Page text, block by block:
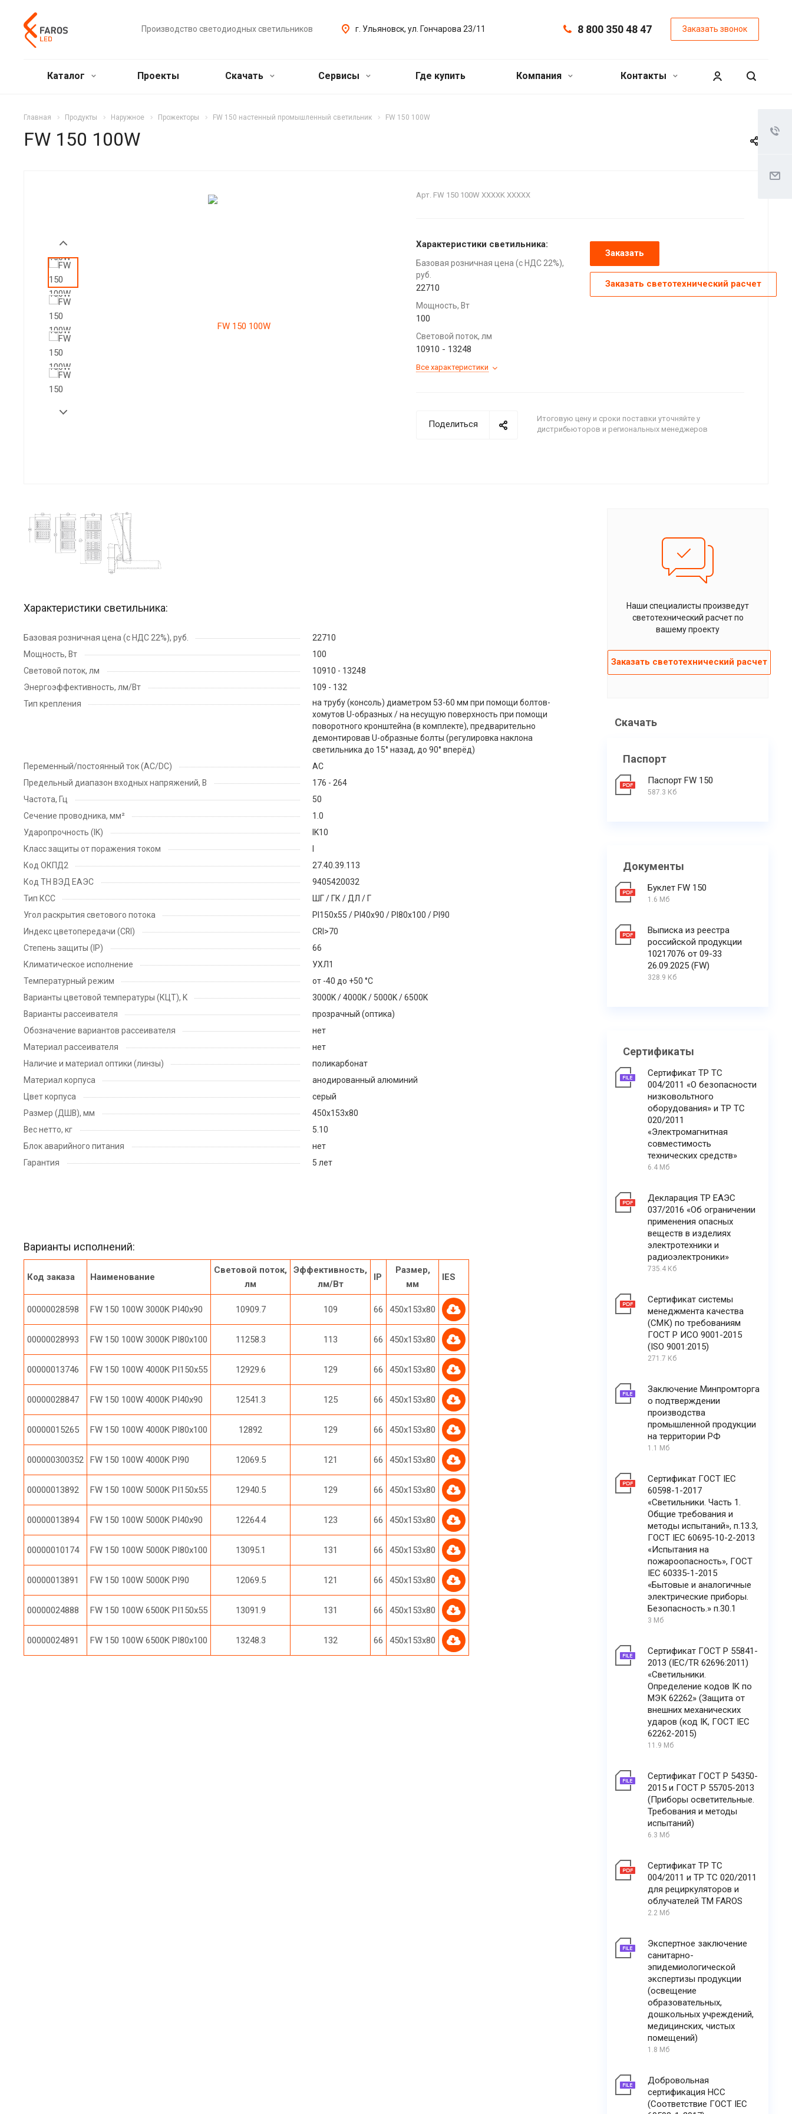
Производство светодиодных светильников г. Ульяновск, ул. Гончарова 23/11 8 800 350 48 47 Заказать звонок
Каталог Проекты Скачать Сервисы Где купить Компания Контакты
Главная Продукты Наружное Прожекторы FW 150 настенный промышленный светильник FW 150 100W
FW 150 100W
Арт. FW 150 100W XXXXK XXXXX
Характеристики светильника:
Базовая розничная цена (с НДС 22%),
руб.
22710
Мощность, Вт
100
Световой поток, лм
10910 - 13248
Все характеристики
Заказать
Заказать светотехнический расчет
Поделиться
Итоговую цену и сроки поставки уточняйте у
дистрибьюторов и региональных менеджеров
Характеристики светильника:
Базовая розничная цена (с НДС 22%), руб.
22710
Мощность, Вт
100
Световой поток, лм
10910 - 13248
Энергоэффективность, лм/Вт
109 - 132
Тип крепления
на трубу (консоль) диаметром 53-60 мм при помощи болтов-
хомутов U-образных / на несущую поверхность при помощи
поворотного кронштейна (в комплекте), предварительно
демонтировав U-образные болты (регулировка наклона
светильника до 15° назад, до 90° вперёд)
Переменный/постоянный ток (AC/DC)
AC
Предельный диапазон входных напряжений, В
176 - 264
Частота, Гц
50
Сечение проводника, мм²
1.0
Ударопрочность (IK)
IK10
Класс защиты от поражения током
Код ОКПД2
27.40.39.113
Код ТН ВЭД ЕАЭС
9405420032
Тип КСС
ШГ / ГК / ДЛ / Г
Угол раскрытия светового потока
PI150x55 / PI40x90 / PI80x100 / PI90
Индекс цветопередачи (CRI)
CRI>70
Степень защиты (IP)
66
Климатическое исполнение
УХЛ1
Температурный режим
от -40 до +50 °C
Варианты цветовой температуры (КЦТ), K
3000K / 4000K / 5000K / 6500K
Варианты рассеивателя
прозрачный (оптика)
Обозначение вариантов рассеивателя
нет
Материал рассеивателя
нет
Наличие и материал оптики (линзы)
поликарбонат
Материал корпуса
анодированный алюминий
Цвет корпуса
серый
Размер (ДШВ), мм
450х153х80
Вес нетто, кг
5.10
Блок аварийного питания
нет
Гарантия
5 лет
Варианты исполнений:
Код заказа Наименование
Световой поток,
лм
Эффективность,
лм/Вт
IP
Размер,
мм
IES
00000028598 FW 150 100W 3000K PI40x90 10909.7 109 66 450х153х80
00000028993 FW 150 100W 3000K PI80x100 11258.3 113 66 450х153х80
00000013746 FW 150 100W 4000K PI150x55 12929.6 129 66 450х153х80
00000028847 FW 150 100W 4000K PI40x90 12541.3 125 66 450х153х80
00000015265 FW 150 100W 4000K PI80x100 12892 129 66 450х153х80
000000300352 FW 150 100W 4000K PI90 12069.5 121 66 450х153х80
00000013892 FW 150 100W 5000K PI150x55 12940.5 129 66 450х153х80
00000013894 FW 150 100W 5000K PI40x90 12264.4 123 66 450х153х80
00000010174 FW 150 100W 5000K PI80x100 13095.1 131 66 450х153х80
00000013891 FW 150 100W 5000K PI90 12069.5 121 66 450х153х80
00000024888 FW 150 100W 6500K PI150x55 13091.9 131 66 450х153х80
00000024891 FW 150 100W 6500K PI80x100 13248.3 132 66 450х153х80
Наши специалисты произведут
светотехнический расчет по
вашему проекту
Заказать светотехнический расчет
Скачать
Паспорт
Паспорт FW 150
587.3 Кб
Документы
Буклет FW 150
1.6 Мб
Выписка из реестра
российской продукции
10217076 от 09-33
26.09.2025 (FW)
328.9 Кб
Сертификаты
Сертификат ТР ТС
004/2011 «О безопасности
низковольтного
оборудования» и ТР ТС
020/2011
«Электромагнитная
совместимость
технических средств»
6.4 Мб
Декларация ТР ЕАЭС
037/2016 «Об ограничении
применения опасных
веществ в изделиях
электротехники и
радиоэлектроники»
735.4 Кб
Сертификат системы
менеджмента качества
(СМК) по требованиям
ГОСТ Р ИСО 9001-2015
(ISO 9001:2015)
271.7 Кб
Заключение Минпромторга
о подтверждении
производства
промышленной продукции
на территории РФ
1.1 Мб
Сертификат ГОСТ IEC
60598-1-2017
«Светильники. Часть 1.
Общие требования и
методы испытаний», п.13.3,
ГОСТ IEC 60695-10-2-2013
«Испытания на
пожароопасность», ГОСТ
IEC 60335-1-2015
«Бытовые и аналогичные
электрические приборы.
Безопасность.» п.30.1
3 Мб
Сертификат ГОСТ Р 55841-
2013 (IEC/TR 62696:2011)
«Светильники.
Определение кодов IK по
МЭК 62262» (Защита от
внешних механических
ударов (код IK, ГОСТ IEC
62262-2015)
11.9 Мб
Сертификат ГОСТ Р 54350-
2015 и ГОСТ Р 55705-2013
(Приборы осветительные.
Требования и методы
испытаний)
6.3 Мб
Сертификат ТР ТС
004/2011 и ТР ТС 020/2011
для рециркуляторов и
облучателей ТМ FAROS
2.2 Мб
Экспертное заключение
санитарно-
эпидемиологической
экспертизы продукции
(освещение
образовательных,
дошкольных учреждений,
медицинских, чистых
помещений)
1.8 Мб
Добровольная
сертификация НСС
(Соответствие ГОСТ IEC